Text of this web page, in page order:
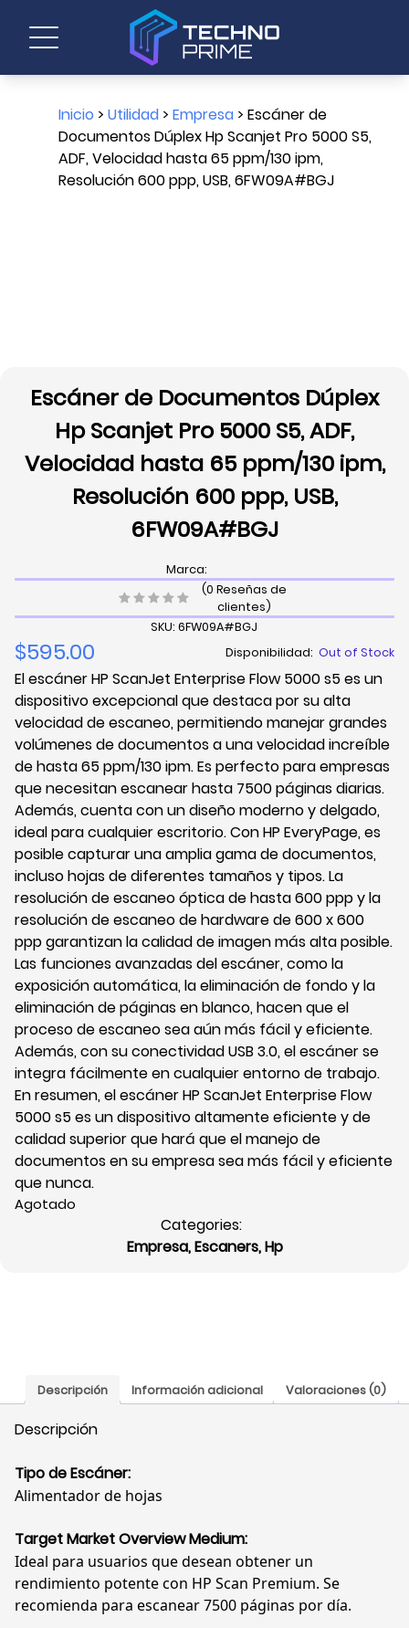
Inicio > Utilidad> Empresa> Escáner de
Documentos Dúplex Hp Scanjet Pro 5000 S5,
ADF, Velocidad hasta 65 ppm/130 ipm,
Resolución 600 ppp, USB, 6FW09A#BGJ
Escáner de Documentos Dúplex
Hp Scanjet Pro 5000 S5, ADF,
Velocidad hasta 65 ppm/130 ipm,
Resolución 600 ppp, USB,
6FW09A#BGJ
Marca:
(0 Reseñas de
clientes)
SKU: 6FW09A#BGJ
$595.00 Disponibilidad: Out of Stock
El escáner HP ScanJet Enterprise Flow 5000 s5 es un
dispositivo excepcional que destaca por su alta
velocidad de escaneo, permitiendo manejar grandes
volúmenes de documentos a una velocidad increíble
de hasta 65 ppm/130 ipm. Es perfecto para empresas
que necesitan escanear hasta 7500 páginas diarias.
Además, cuenta con un diseño moderno y delgado,
ideal para cualquier escritorio. Con HP EveryPage, es
posible capturar una amplia gama de documentos,
incluso hojas de diferentes tamaños y tipos. La
resolución de escaneo óptica de hasta 600 ppp y la
resolución de escaneo de hardware de 600 x 600
ppp garantizan la calidad de imagen más alta posible.
Las funciones avanzadas del escáner, como la
exposición automática, la eliminación de fondo y la
eliminación de páginas en blanco, hacen que el
proceso de escaneo sea aún más fácil y eficiente.
Además, con su conectividad USB 3.0, el escáner se
integra fácilmente en cualquier entorno de trabajo.
En resumen, el escáner HP ScanJet Enterprise Flow
5000 s5 es un dispositivo altamente eficiente y de
calidad superior que hará que el manejo de
documentos en su empresa sea más fácil y eficiente
que nunca.
Agotado
Categories:
Empresa,Escaners,Hp
Descripción Información adicional Valoraciones (0)
Descripción
Tipo de Escáner:
Alimentador de hojas
Target Market Overview Medium:
Ideal para usuarios que desean obtener un
rendimiento potente con HP Scan Premium. Se
recomienda para escanear 7500 páginas por día.